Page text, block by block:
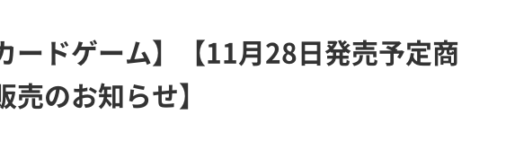
ードゲーム】【11月28日発売予定商
のお知らせ】